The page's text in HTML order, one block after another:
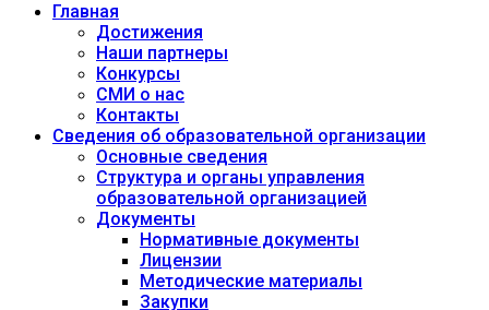
Главная
Достижения
Наши партнеры
Конкурсы
СМИ о нас
Контакты
Сведения об образовательной организации
Основные сведения
Структура и органы управления
образовательной организацией
Документы
Нормативные документы
Лицензии
Методические материалы
Закупки